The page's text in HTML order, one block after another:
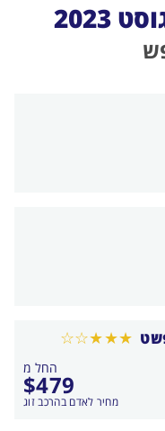
2023
החל מ
$479
מחיר לאדם בהרכב זוג